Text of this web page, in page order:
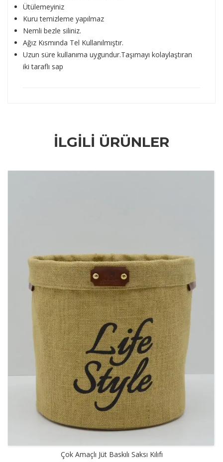
Ütülemeyiniz
Kuru temizleme yapılmaz
Nemli bezle siliniz.
Ağız Kısmında Tel Kullanılmıştır.
Uzun süre kullanıma uygundur.Taşımayı kolaylaştıran
iki taraflı sap
İLGILI ÜRÜNLER
Çok Amaçlı Jüt Baskılı Saksı Kılıfı